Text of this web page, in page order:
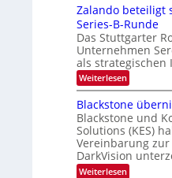
s
t
a
n
d
a
f
d
e
r
L
y
p
e
r
s
p
e
c
r
a
l
N
e
w
t
e
r
n
a
t
i
o
n
a
l
V
s
i
Zalando beteiligt
Series-B-Runde
Das Stuttgarter
Unternehmen
als strategischen
Weiterlesen:
Z
l
a
n
d
o
b
Blackstone
Blackstone und
Solutions (KES)
Vereinbarung
DarkVision
Weiterlesen: